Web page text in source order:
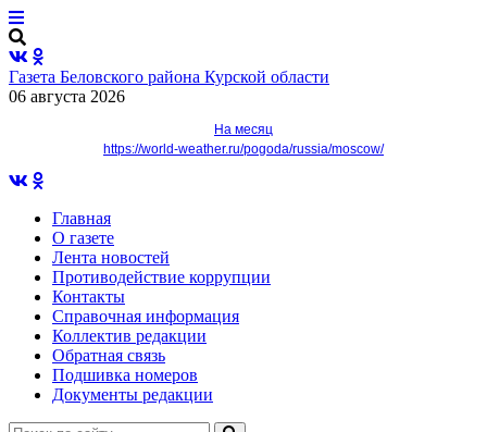
Газета Беловского района Курской области
06 августа 2026
На месяц
https://world-weather.ru/pogoda/russia/moscow/
Главная
О газете
Лента новостей
Противодействие коррупции
Контакты
Справочная информация
Коллектив редакции
Обратная связь
Подшивка номеров
Документы редакции